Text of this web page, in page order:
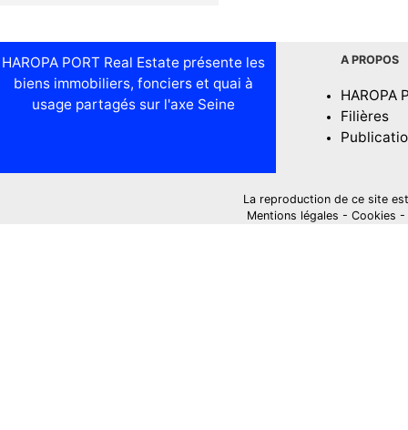
HAROPA PORT Real Estate présente les
biens immobiliers, fonciers et quai à
usage partagés sur l'axe Seine
A PROPOS
HAROPA
Filières
La reproduction de ce site
Mentions légales - Cookies -